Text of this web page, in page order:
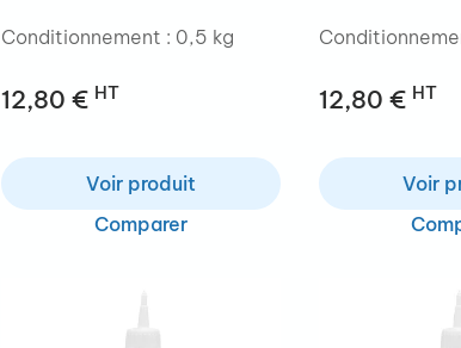
Conditionnement : 0,5 kg
12,80 € HT
Voir produit
Comparer
12,80 € HT
Voir